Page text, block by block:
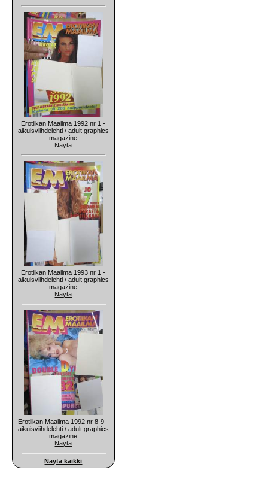
Erotiikan Maailma 1992 nr 1 -
aikuisviihdelehti / adult graphics
magazine
Näytä
Erotiikan Maailma 1993 nr 1 -
aikuisviihdelehti / adult graphics
magazine
Näytä
Erotiikan Maailma 1992 nr 8-9 -
aikuisviihdelehti / adult graphics
magazine
Näytä
Näytä kaikki